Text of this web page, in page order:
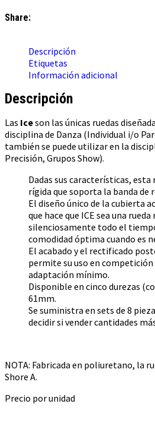
Share:
Descripción
Etiquetas
Información adicional
Descripción
Las Iceson las únicas ruedas
disciplina de Danza (Individual i/o
también se puede utilizar en la
Precisión, Grupos Show).
Dadas sus características,
rígida que soporta la banda de
El diseño único de la cubierta
que hace que ICE sea una
silenciosamente todo el
comodidad óptima cuando es
El acabado y el rectificado
permite su uso en
adaptación mínimo.
Disponible en cinco durezas
61mm.
Se suministra en sets de 8
decidir si vender cantidades
NOTA: Fabricada en poliuretano, la
Shore A.
Precio por unidad